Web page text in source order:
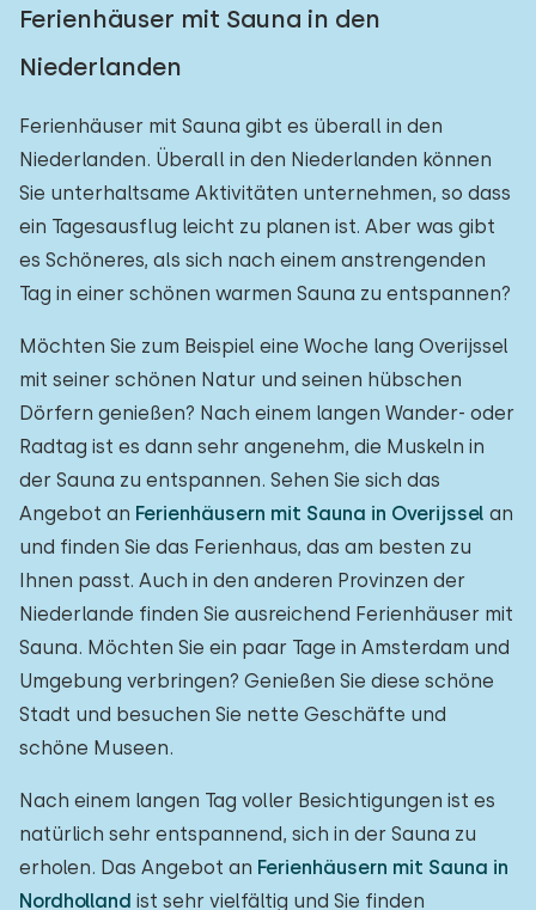
Ferienhäuser mit Sauna in den
Niederlanden
Ferienhäuser mit Sauna gibt es überall in den
Niederlanden. Überall in den Niederlanden können
Sie unterhaltsame Aktivitäten unternehmen, so dass
ein Tagesausflug leicht zu planen ist. Aber was gibt
es Schöneres, als sich nach einem anstrengenden
Tag in einer schönen warmen Sauna zu entspannen?
Möchten Sie zum Beispiel eine Woche lang Overijssel
mit seiner schönen Natur und seinen hübschen
Dörfern genießen? Nach einem langen Wander- oder
Radtag ist es dann sehr angenehm, die Muskeln in
der Sauna zu entspannen. Sehen Sie sich das
Angebot an Ferienhäusern mit Sauna in Overijssel an
und finden Sie das Ferienhaus, das am besten zu
Ihnen passt. Auch in den anderen Provinzen der
Niederlande finden Sie ausreichend Ferienhäuser mit
Sauna. Möchten Sie ein paar Tage in Amsterdam und
Umgebung verbringen? Genießen Sie diese schöne
Stadt und besuchen Sie nette Geschäfte und
schöne Museen.
Nach einem langen Tag voller Besichtigungen ist es
natürlich sehr entspannend, sich in der Sauna zu
erholen. Das Angebot an Ferienhäusern mit Sauna in
Nordholland ist sehr vielfältig und Sie finden